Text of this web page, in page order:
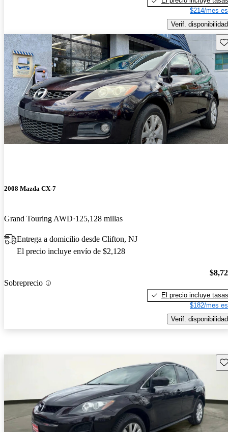
$214/mes
Verif. disponibilidad
2008 Mazda CX-7
Grand Touring AWD 125,128 millas
Entrega a domicilio desde Clifton, NJ
El precio incluye envío de $2,128
Sobreprecio
El precio incluye tasas
$182/mes
Verif. disponibilidad